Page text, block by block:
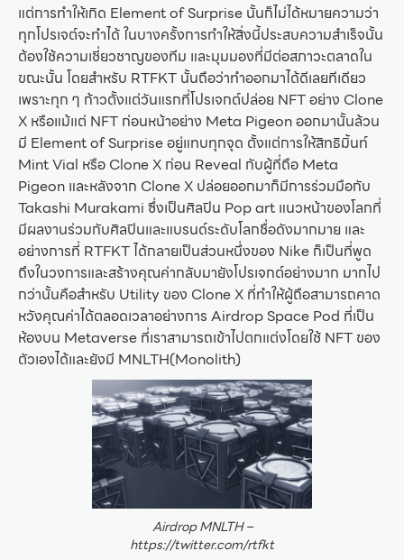
แต่การทำให้เกิด Element of Surprise นั้นก็ไม่ได้หมายความว่า
ทุกโปรเจต์จะทำได้ ในบางครั้งการทำให้สิ่งนี้ประสบความสำเร็จนั้น
ต้องใช้ความเชี่ยวชาญของทีม และมุมมองที่มีต่อสภาวะตลาดใน
ขณะนั้น โดยสำหรับ RTFKT นั้นถือว่าทำออกมาได้ดีเลยทีเดียว
เพราะทุก ๆ ก้าวตั้งแต่วันแรกที่โปรเจกต์ปล่อย NFT อย่าง Clone
X หรือแม้แต่ NFT ก่อนหน้าอย่าง Meta Pigeon ออกมานั้นล้วน
มี Element of Surprise อยู่แทบทุกจุด ตั้งแต่การให้สิทธิมิ้นท์
Mint Vial หรือ Clone X ก่อน Reveal กับผู้ที่ถือ Meta
Pigeon และหลังจาก Clone X ปล่อยออกมาก็มีการร่วมมือกับ
Takashi Murakami ซึ่งเป็นศิลปิน Pop art แนวหน้าของโลกที่
มีผลงานร่วมกับศิลปินและแบรนด์ระดับโลกชื่อดังมากมาย และ
อย่างการที่ RTFKT ได้กลายเป็นส่วนหนึ่งของ Nike ก็เป็นที่พูด
ถึงในวงการและสร้างคุณค่ากลับมายังโปรเจกต์อย่างมาก มากไป
กว่านั้นคือสำหรับ Utility ของ Clone X ที่ทำให้ผู้ถือสามารถคาด
หวังคุณค่าได้ตลอดเวลาอย่างการ Airdrop Space Pod ที่เป็น
ห้องบน Metaverse ที่เราสามารถเข้าไปตกแต่งโดยใช้ NFT ของ
ตัวเองได้และยังมี MNLTH(Monolith)
Airdrop MNLTH –
https://twitter.com/rtfkt